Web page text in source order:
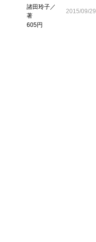
諸田玲子／
著
605円
2015/09/29